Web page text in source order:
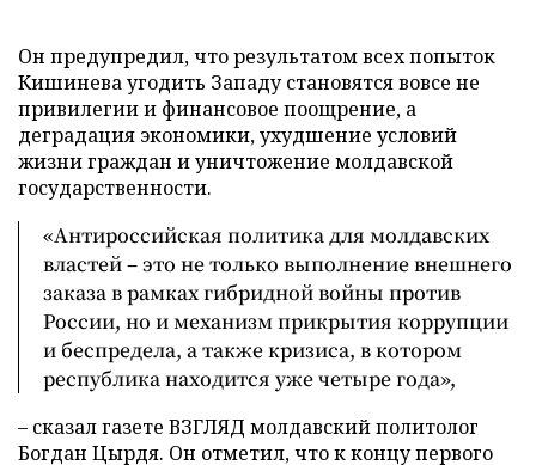
Он предупредил, что результатом всех попыток
Кишинева угодить Западу становятся вовсе не
привилегии и финансовое поощрение, а
деградация экономики, ухудшение условий
жизни граждан и уничтожение молдавской
государственности.
«Антироссийская политика для молдавских
властей – это не только выполнение внешнего
заказа в рамках гибридной войны против
России, но и механизм прикрытия коррупции
и беспредела, а также кризиса, в котором
республика находится уже четыре года»,
– сказал газете ВЗГЛЯД молдавский политолог
Богдан Цырдя. Он отметил, что к концу первого